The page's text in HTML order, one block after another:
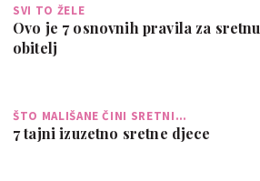
SVI TO ŽELE
Ovo je 7 osnovnih pravila za sretnu
obitelj
ŠTO MALIŠANE ČINI SRETNI…
7 tajni izuzetno sretne djece